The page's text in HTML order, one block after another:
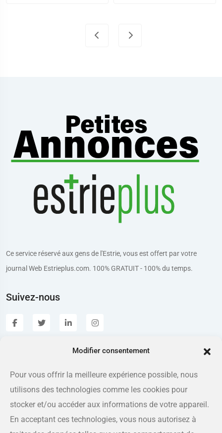
Modifier consentement
Pour vous offrir la meilleure expérience possible, nous
utilisons des technologies comme les cookies pour
stocker et/ou accéder aux informations de votre appareil.
En acceptant ces technologies, vous nous autorisez à
Ce service réservé aux gens de l'Estrie, vous est offert par votre
journal Web Estrieplus.com. 100% GRATUIT - 100% du temps.
Suivez-nous
Adresse
175 rue Queen, Sherbrooke QC J1L 1K1